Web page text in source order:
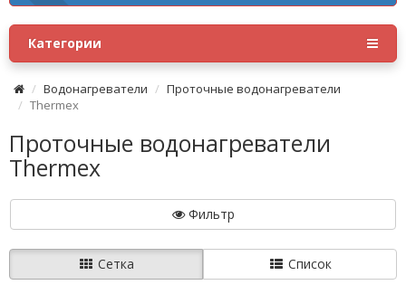
Категории
Водонагреватели
Проточные водонагреватели
Thermex
Проточные водонагреватели
Thermex
Фильтр
Сетка Список